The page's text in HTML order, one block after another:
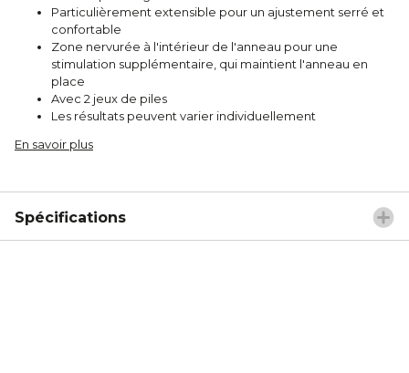
Particulièrement extensible pour un ajustement serré et
confortable
Zone nervurée à l'intérieur de l'anneau pour une
stimulation supplémentaire, qui maintient l'anneau en
place
Avec 2 jeux de piles
Les résultats peuvent varier individuellement
En savoir plus
Spécifications